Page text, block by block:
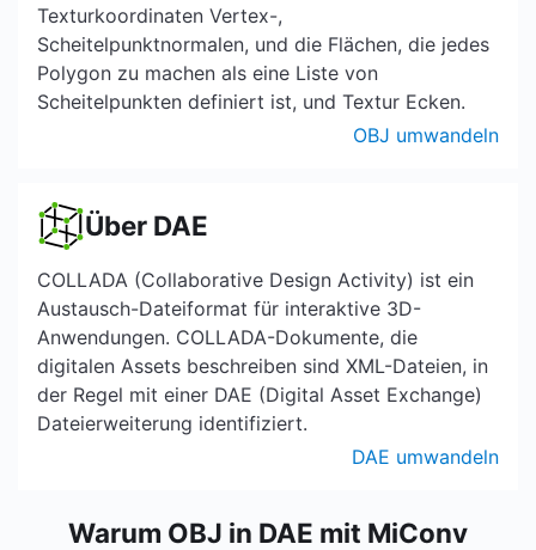
Texturkoordinaten Vertex-,
Scheitelpunktnormalen, und die Flächen, die jedes
Polygon zu machen als eine Liste von
Scheitelpunkten definiert ist, und Textur Ecken.
OBJ umwandeln
Über DAE
COLLADA (Collaborative Design Activity) ist ein
Austausch-Dateiformat für interaktive 3D-
Anwendungen. COLLADA-Dokumente, die
digitalen Assets beschreiben sind XML-Dateien, in
der Regel mit einer DAE (Digital Asset Exchange)
Dateierweiterung identifiziert.
DAE umwandeln
Warum OBJ in DAE mit MiConv